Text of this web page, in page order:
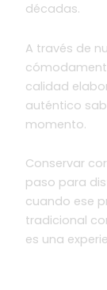
décadas.
A través de
calidad
auténtico
momento.
Conservar
paso para
cuando ese
tradicional
es una